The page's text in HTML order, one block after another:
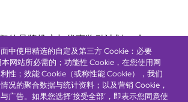
的品牌推广与优惠奖励计划e-shop
管理层简介
先一步，掌握最新资讯！
中使用精选的自定及第三方 Cookie：必要
网站所必需的；功能性 Cookie，在您使用网
性；效能 Cookie（或称性能 Cookie），我们
况的聚合数据与统计资料；以及营销 Cookie，
广告。如果您选择‘接受全部’，即表示您同意使